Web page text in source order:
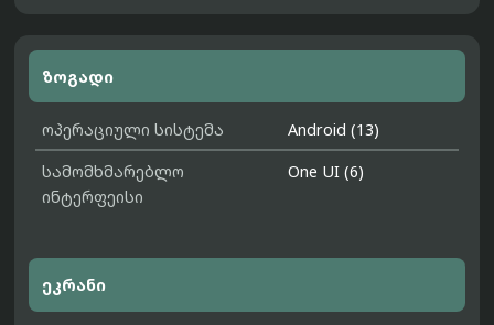
ზოგადი
ოპერაციული სისტემა
Android (13)
სამომხმარებლო
ინტერფეისი
One UI (6)
ეკრანი